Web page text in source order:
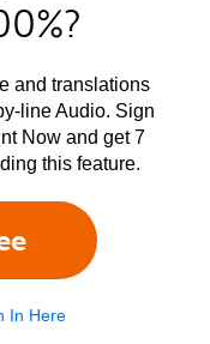
and translations
line Audio. Sign
Now and get 7
this feature.
In Here